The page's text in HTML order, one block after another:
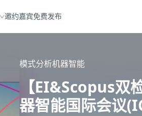
邀约嘉宾免费发布
模式分析机器智能
【EI&Scopus双
器智能国际会议